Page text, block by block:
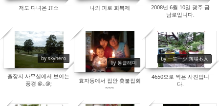
저도 다녀온 IT쇼 나의 피로 회복제
2008년 6월 10일 광주 금
남로입니다.
by skyhero
13618
출장지 사무실에서 보이는
풍경 @,.@;
by 동글래미
8377
효자동에서 집안 촛불집회
~~~
by 一笑一少 落場不入
8621
4650으로 찍은 사진입니
다.